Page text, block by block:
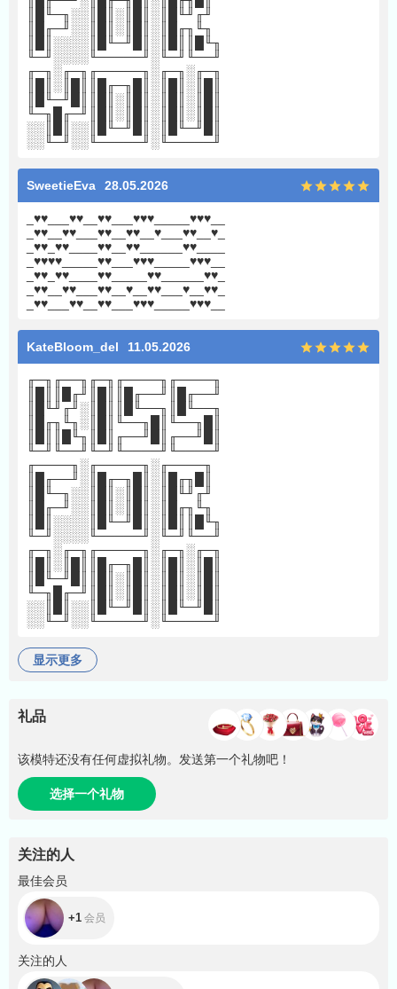
║█╙─╖░░║█║░║█║░║█╙╜╓╜
║█╓─╜░░║█║░║█║░║█╓╖╙╖
║█║░░░░║█╙─╜█║░║█║║█╙╖
╙─╜░░░░╙─────╜░╙─╜╙──╜
╓─╖░╓─╖╓─────╖░╓─╖░╓─╖
║█║░║█║║█╓─╖█║░║█║░║█║
║█╙─╜█║║█║░║█║░║█║░║█║
╙─╖█╓─╜║█║░║█║░║█║░║█║
░░║█║░░║█╙─╜█║░║█╙─╜█║
░░╙─╜░░╙─────╜░╙─────╜
SweetieEva 28.05.2026
_♥♥___♥♥__♥♥___♥♥♥_____♥♥♥__
_♥♥__♥♥___♥♥__♥♥__♥___♥♥__♥_
_♥♥_♥♥____♥♥__♥♥______♥♥____
_♥♥♥♥_____♥♥___♥♥♥_____♥♥♥__
_♥♥_♥♥____♥♥_____♥♥______♥♥_
_♥♥__♥♥___♥♥__♥__♥♥___♥__♥♥_
_♥♥___♥♥__♥♥___♥♥♥_____♥♥♥__
KateBloom_del 11.05.2026
╓─╖╓──╖╓─╖╓────╖╓────╖
║█║║█╓╜║█║║█╓──╜║█╓──╜
║█╙╜╓╜░║█║║█╙──╖║█╙──╖
║█╓╖╙╖░║█║╙──╖█║╙──╖█║
║█║║█╙╖║█║╓──╜█║╓──╜█║
╙─╜╙──╜╙─╜╙────╜╙────╜
╓────╖░╓─────╖░╓────╖
║█╓──╜░║█╓─╖█║░║█╓╖█║
║█╙─╖░░║█║░║█║░║█╙╜╓╜
║█╓─╜░░║█║░║█║░║█╓╖╙╖
║█║░░░░║█╙─╜█║░║█║║█╙╖
╙─╜░░░░╙─────╜░╙─╜╙──╜
╓─╖░╓─╖╓─────╖░╓─╖░╓─╖
║█║░║█║║█╓─╖█║░║█║░║█║
║█╙─╜█║║█║░║█║░║█║░║█║
╙─╖█╓─╜║█║░║█║░║█║░║█║
░░║█║░░║█╙─╜█║░║█╙─╜█║
░░╙─╜░░╙─────╜░╙─────╜
显示更多
礼品
该模特还没有任何虚拟礼物。发送第一个礼物吧！
选择一个礼物
关注的人
最佳会员
+1 会员
关注的人